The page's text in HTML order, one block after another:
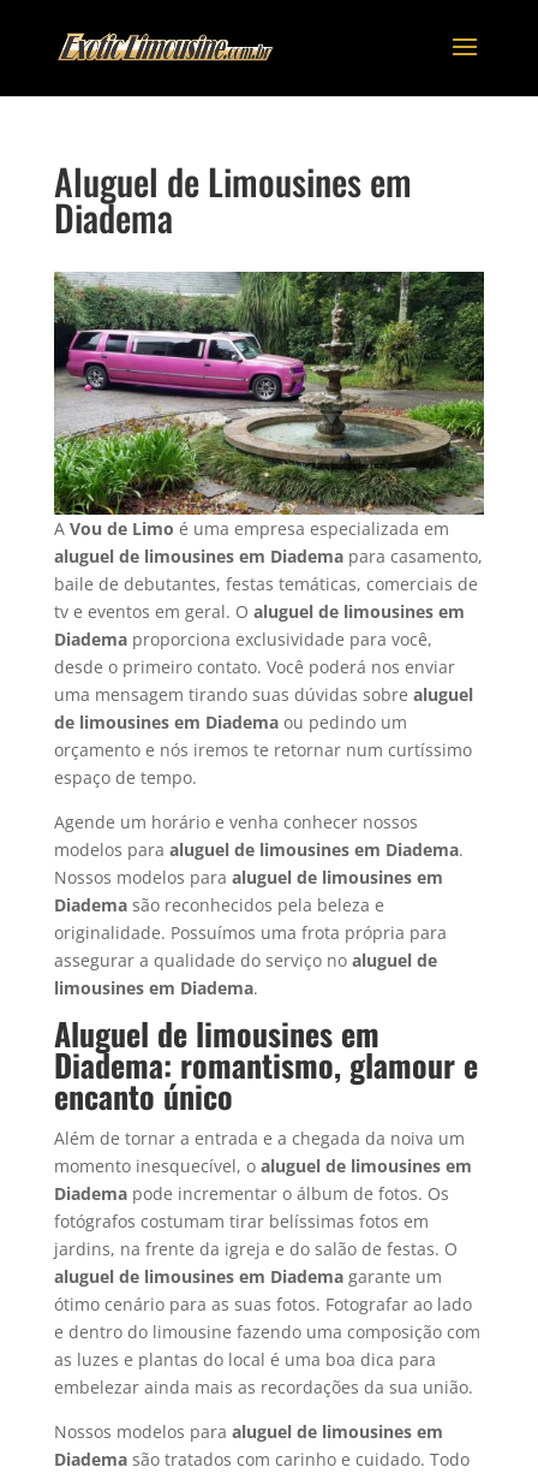
Aluguel de Limousines em
Diadema
A Vou de Limo é uma empresa especializada em
aluguel de limousines em Diademapara casamento,
baile de debutantes, festas temáticas, comerciais de
tv e eventos em geral. O aluguel de limousines em
Diademaproporciona exclusividade para você,
desde o primeiro contato. Você poderá nos enviar
uma mensagem tirando suas dúvidas sobre aluguel
de limousines em Diademaou pedindo um
orçamento e nós iremos te retornar num curtíssimo
espaço de tempo.
Agende um horário e venha conhecer nossos
modelos para aluguel de limousines em Diadema.
Nossos modelos para aluguel de limousines em
Diademasão reconhecidos pela beleza e
originalidade. Possuímos uma frota própria para
assegurar a qualidade do serviço no aluguel de
limousines em Diadema.
Aluguel de limousines em
Diadema: romantismo, glamour e
encanto único
Além de tornar a entrada e a chegada da noiva um
momento inesquecível, o aluguel de limousines em
Diademapode incrementar o álbum de fotos. Os
fotógrafos costumam tirar belíssimas fotos em
jardins, na frente da igreja e do salão de festas. O
aluguel de limousines em Diademagarante um
ótimo cenário para as suas fotos. Fotografar ao lado
e dentro do limousine fazendo uma composição com
as luzes e plantas do local é uma boa dica para
embelezar ainda mais as recordações da sua união.
Nossos modelos para aluguel de limousines em
Diademasão tratados com carinho e cuidado. Todo